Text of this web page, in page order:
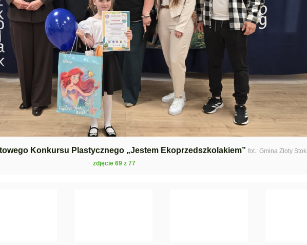
Konkursu Plastycznego „Jestem Ekoprzedszkolakiem” fot.: Gmina Złoty Stok
zdjęcie 69 z 77